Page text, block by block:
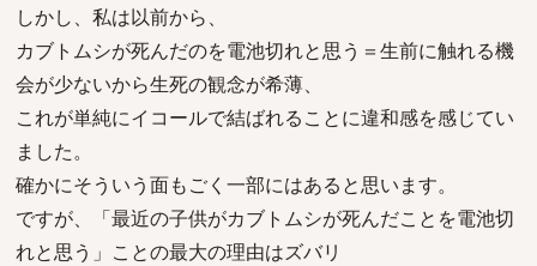
しかし、私は以前から、
カブトムシが死んだのを電池切れと思う＝生前に触れる機
会が少ないから生死の観念が希薄、
これが単純にイコールで結ばれることに違和感を感じてい
ました。
確かにそういう面もごく一部にはあると思います。
ですが、「最近の子供がカブトムシが死んだことを電池切
れと思う」ことの最大の理由はズバリ